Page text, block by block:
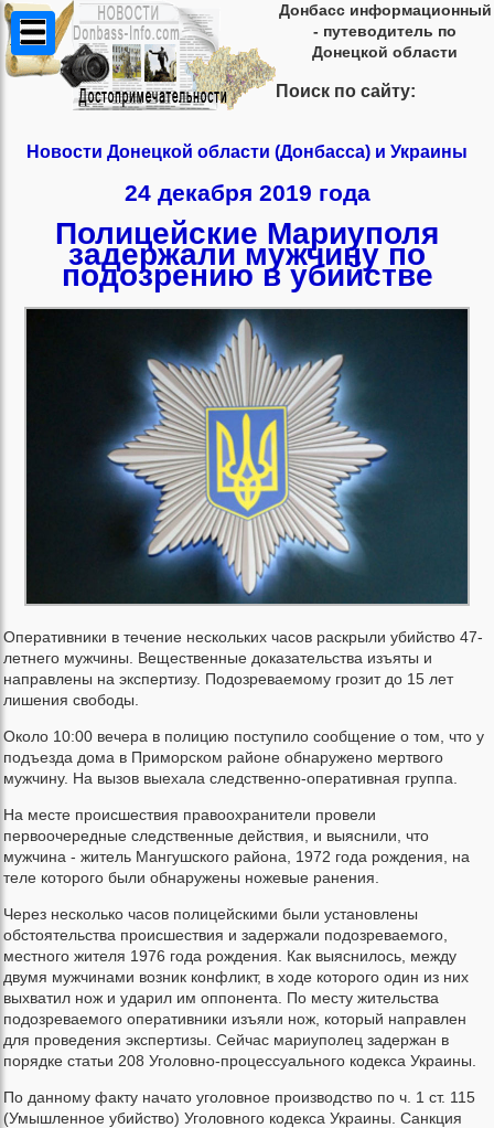
Донбасс информационный
- путеводитель по
Донецкой области
Поиск по сайту:
Новости Донецкой области (Донбасса) и Украины
24 декабря 2019 года
Полицейские Мариуполя
задержали мужчину по
подозрению в убийстве
Оперативники в течение нескольких часов раскрыли убийство 47-
летнего мужчины. Вещественные доказательства изъяты и
направлены на экспертизу. Подозреваемому грозит до 15 лет
лишения свободы.
Около 10:00 вечера в полицию поступило сообщение о том, что у
подъезда дома в Приморском районе обнаружено мертвого
мужчину. На вызов выехала следственно-оперативная группа.
На месте происшествия правоохранители провели
первоочередные следственные действия, и выяснили, что
мужчина - житель Мангушского района, 1972 года рождения, на
теле которого были обнаружены ножевые ранения.
Через несколько часов полицейскими были установлены
обстоятельства происшествия и задержали подозреваемого,
местного жителя 1976 года рождения. Как выяснилось, между
двумя мужчинами возник конфликт, в ходе которого один из них
выхватил нож и ударил им оппонента. По месту жительства
подозреваемого оперативники изъяли нож, который направлен
для проведения экспертизы. Сейчас мариуполец задержан в
порядке статьи 208 Уголовно-процессуального кодекса Украины.
По данному факту начато уголовное производство по ч. 1 ст. 115
(Умышленное убийство) Уголовного кодекса Украины. Санкция